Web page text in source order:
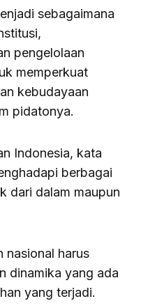
sebagaimana
pengelolaan
memperkuat
kebudayaan
pidatonya.
Indonesia, kata
berbagai
dari dalam maupun
nasional harus
dinamika yang ada
yang terjadi.